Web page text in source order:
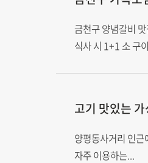
금천구 양념갈비
식사 시 1+1 소 구
고기 맛있는
양평동사거리 인근
자주 이용하는...